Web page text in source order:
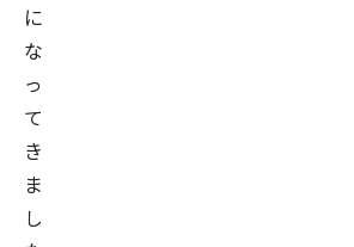
に
な
っ
て
き
ま
し